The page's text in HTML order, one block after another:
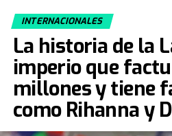
INTERNACIONALES
La historia de la
imperio que
millones y tiene
como Rihanna y